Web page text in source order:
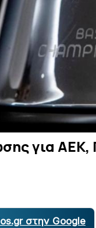
για
στην Google